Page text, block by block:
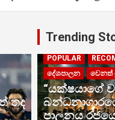
තද
Trending
POPULAR
දේශපාලන
වෙනත්
“යක්ෂයාගේ
පාලනය